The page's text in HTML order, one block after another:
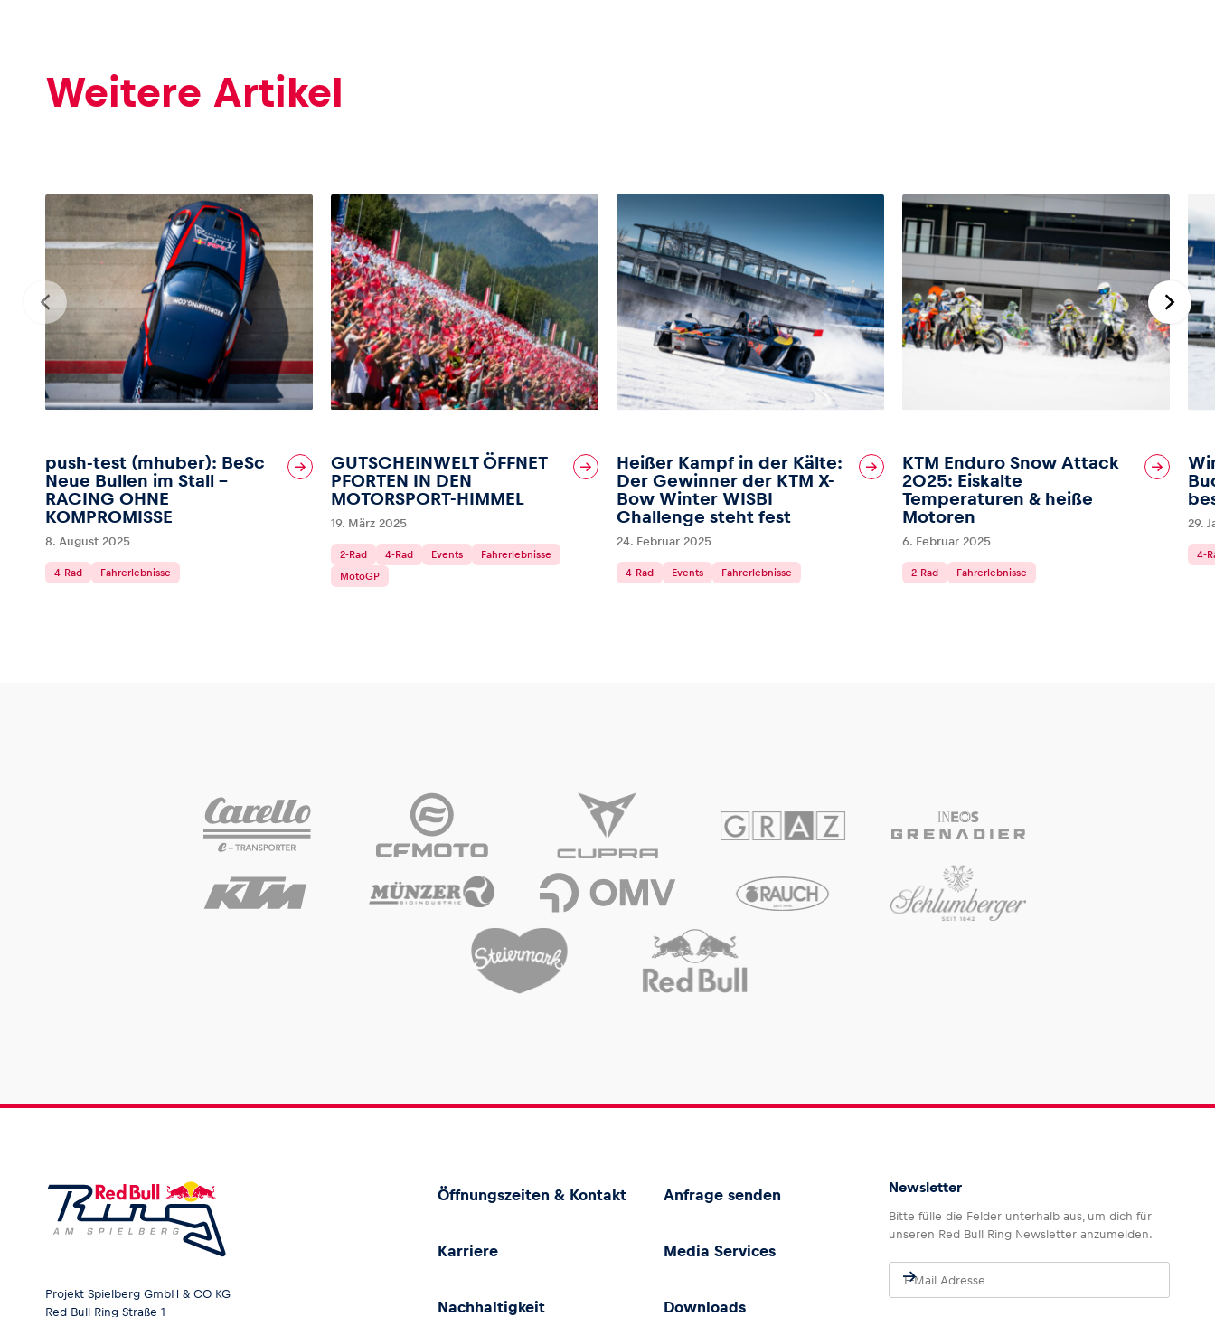
Alle anzeigen
Weitere Artikel
push-test (mhuber): BeSc
Neue Bullen im Stall –
RACING OHNE
KOMPROMISSE
8. August 2025
4-Rad Fahrerlebnisse
GUTSCHEINWELT ÖFFNET
PFORTEN IN DEN
MOTORSPORT-HIMMEL
19. März 2025
2-Rad 4-Rad Events
Fahrerlebnisse
MotoGP
Heißer Kampf in der Kälte:
Der Gewinner der KTM X-
Bow Winter WISBI
Challenge steht fest
24. Februar 2025
4-Rad Events Fahrerlebnisse
KTM Enduro Snow Attack
2025: Eiskalte
Temperaturen & heiße
Motoren
6. Februar 2025
2-Rad Fahrerlebnisse
29.
4-
Projekt Spielberg GmbH & CO KG
Red Bull Ring Straße 1
Öffnungszeiten & Kontakt Anfrage senden
Karriere Media Services
Nachhaltigkeit Downloads
Newsletter
Bitte fülle die Felder unterhalb aus, um dich für
unseren Red Bull Ring Newsletter anzumelden.